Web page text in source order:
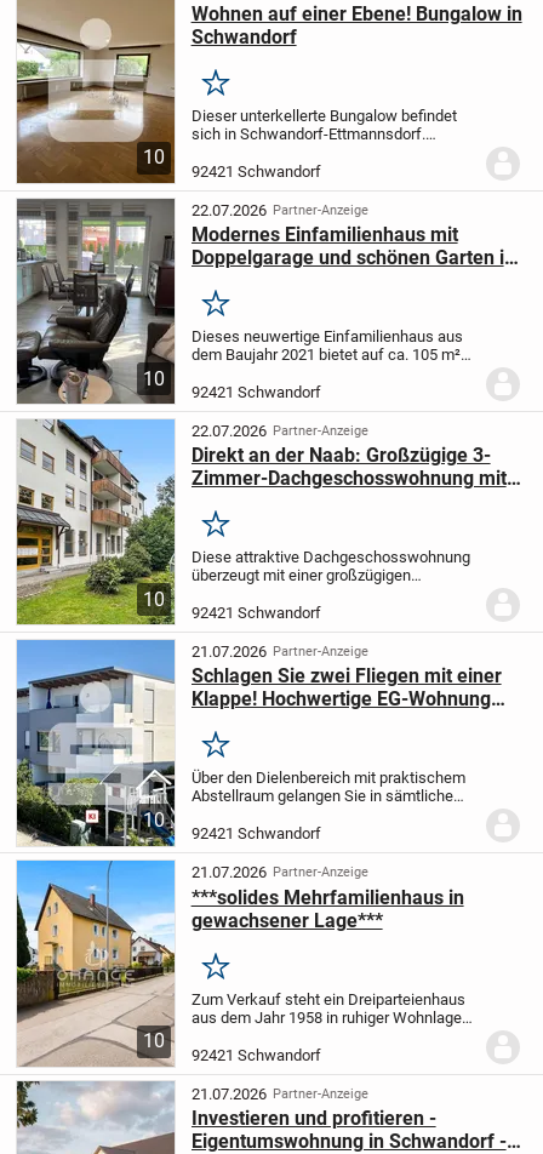
10
Wohnen auf einer Ebene! Bungalow in
Schwandorf
Merken
Dieser unterkellerte Bungalow befindet
sich in Schwandorf-Ettmannsdorf.
entfernt.Da sich die Wohnräume auf einer
Etage befinden, ermöglicht dieses Objekt
komfortables...
92421 Schwandorf
10
22.07.2026 Partner-Anzeige
Modernes Einfamilienhaus mit
Doppelgarage und schönen Garten in
Merken
Dieses neuwertige Einfamilienhaus aus
dem Baujahr 2021 bietet auf ca. 105 m²
komfortables Zuhause. Der helle Wohn-,
Ess- und Küchenbereich bildet das
Herzstück des Hauses...
92421 Schwandorf
10
22.07.2026 Partner-Anzeige
Direkt an der Naab: Großzügige 3-
Zimmer-Dachgeschosswohnung mit
Merken
Diese attraktive Dachgeschosswohnung
überzeugt mit einer großzügigen
durchdachten Grundriss.
umfasst drei helle Zimmer, eine Küche
inklusive Einbauküche...
92421 Schwandorf
10
21.07.2026 Partner-Anzeige
Schlagen Sie zwei Fliegen mit einer
Klappe! Hochwertige EG-Wohnung
Merken
Über den Dielenbereich mit praktischem
Abstellraum gelangen Sie in sämtliche
großzügige Schlafzimmer mit Eckfenster
sowie das edel und modern gestaltete
Tageslichtb...
92421 Schwandorf
10
21.07.2026 Partner-Anzeige
***solides Mehrfamilienhaus in
gewachsener Lage***
Merken
Zum Verkauf steht ein Dreiparteienhaus
aus dem Jahr 1958 in ruhiger Wohnlage
Immobilie überzeugt insbesondere durch
das großzügige Grundstück mit
erheblichem...
92421 Schwandorf
21.07.2026 Partner-Anzeige
Investieren und profitieren -
Eigentumswohnung in Schwandorf -